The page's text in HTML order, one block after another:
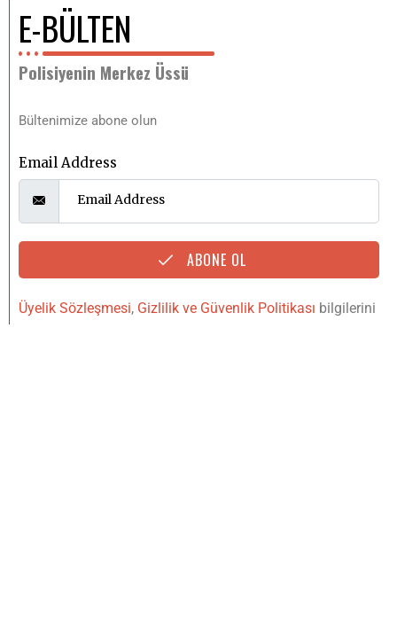
E-BÜLTEN
Polisiyenin Merkez Üssü
Bültenimize abone olun
Email Address
ABONE OL
Üyelik Sözleşmesi, Gizlilik ve Güvenlik Politikası bilgilerini